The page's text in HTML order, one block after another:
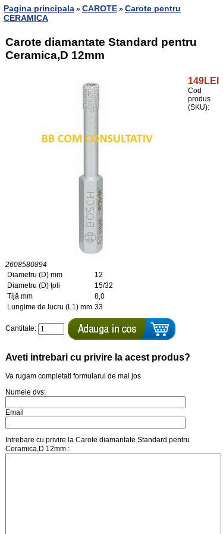
Pagina principala » CAROTE » Carote pentru
CERAMICA
Carote diamantate Standard pentru
Ceramica,D 12mm
149LEI
Cod
produs
(SKU):
2608580894
Diametru (D) mm
12
Diametru (D) ţoli
15/32
Tijă mm
8,0
Lungime de lucru (L1) mm 33
Cantitate:
Aveti intrebari cu privire la acest produs?
Va rugam completati formularul de mai jos
Numele dvs:
Email
Intrebare cu privire la Carote diamantate Standard pentru
Ceramica,D 12mm :